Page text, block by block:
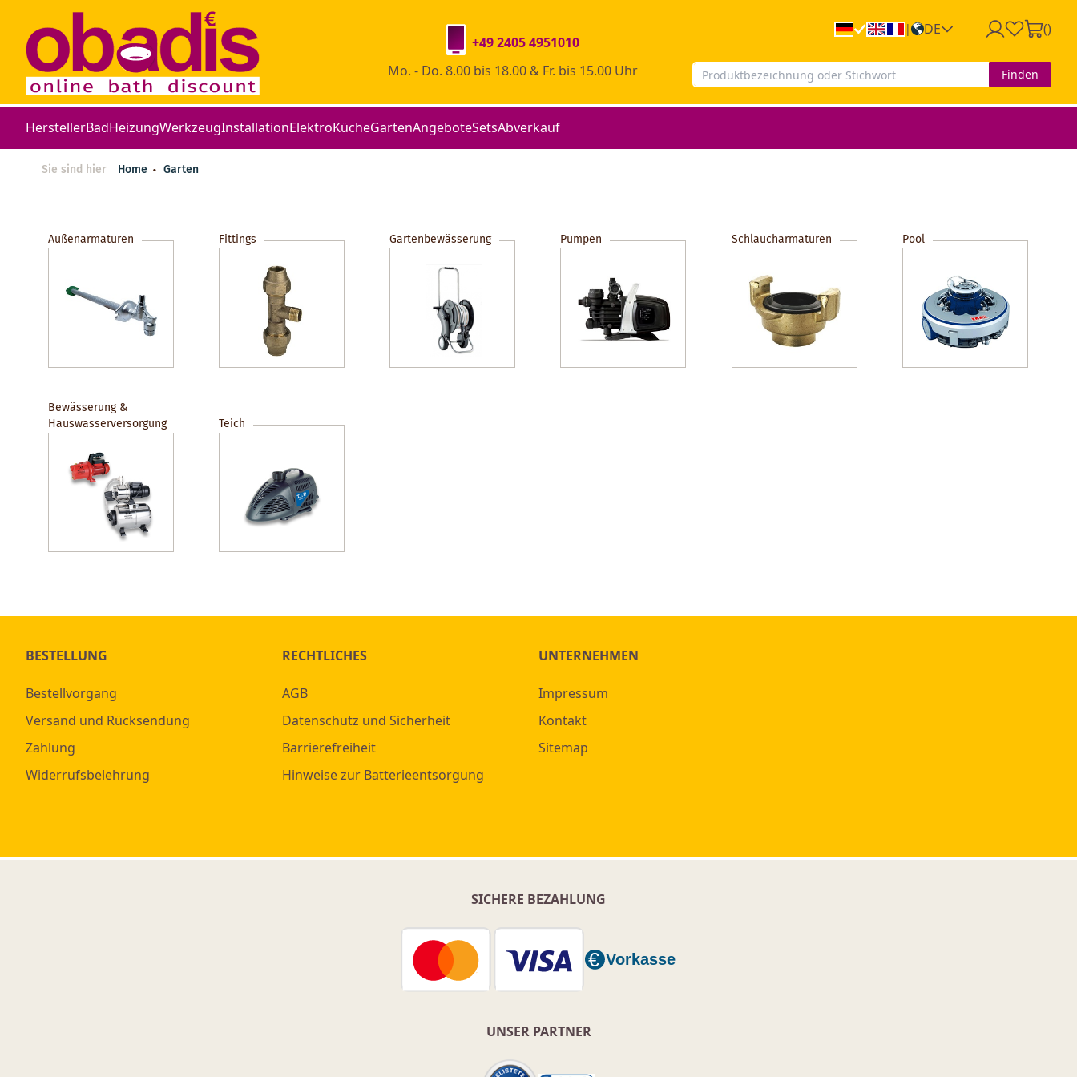
| DE ()
+49 2405 4951010
Mo. - Do. 8.00 bis 18.00 & Fr. bis 15.00 Uhr
Finden
HerstellerBadHeizungWerkzeugInstallationElektroKücheGartenAngeboteSetsAbverkauf
Sie sind hier Home Garten
Außenarmaturen Fittings Gartenbewässerung Pumpen Schlaucharmaturen Pool
Bewässerung &
Hauswasserversorgung
Teich
BESTELLUNG
Bestellvorgang
Versand und Rücksendung
Zahlung
Widerrufsbelehrung
RECHTLICHES
AGB
Datenschutz und Sicherheit
Barrierefreiheit
Hinweise zur Batterieentsorgung
UNTERNEHMEN
Impressum
Kontakt
Sitemap
SICHERE BEZAHLUNG
UNSER PARTNER